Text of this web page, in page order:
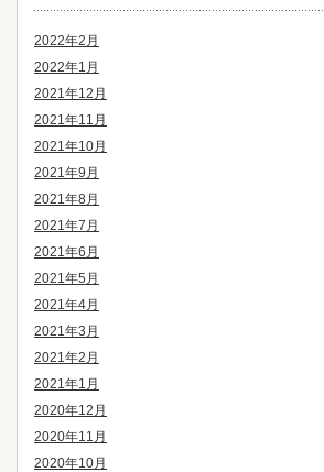
2022年2月
2022年1月
2021年12月
2021年11月
2021年10月
2021年9月
2021年8月
2021年7月
2021年6月
2021年5月
2021年4月
2021年3月
2021年2月
2021年1月
2020年12月
2020年11月
2020年10月